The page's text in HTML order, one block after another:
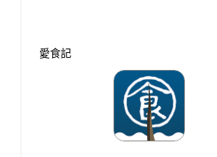
愛食記